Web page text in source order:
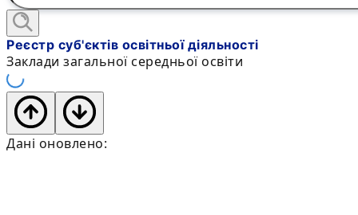
Реєстр суб'єктів освітньої діяльності
Заклади загальної середньої освіти
Дані оновлено: